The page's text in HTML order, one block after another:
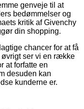
genveje til at
bedømmelser og
kritik af Givenchy
din shopping.
chancer for at få
øvrigt ser vi en række
at forfatte en
desuden kan
kunderne er.